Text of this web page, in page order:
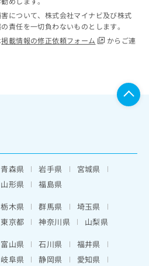
について、株式会社マイナビ及び株式
責任を一切負わないものとします。
掲載情報の修正依頼フォーム
からご連
青森県 岩手県
宮城県
山形県
福島県
栃木県 群馬県
埼玉県
東京都 神奈川県
山梨県
富山県 石川県
福井県
岐阜県 静岡県
愛知県